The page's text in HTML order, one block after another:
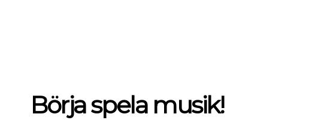
Börja spela musik!